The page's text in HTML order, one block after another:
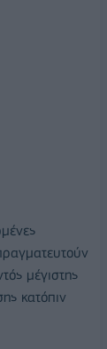
μέγιστης
κατόπιν